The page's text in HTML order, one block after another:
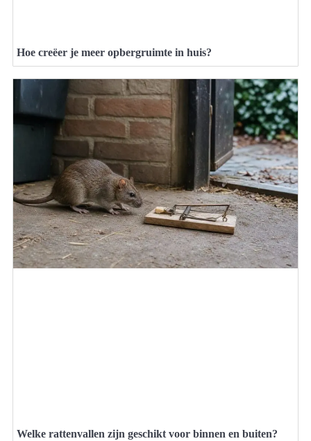
Hoe creëer je meer opbergruimte in huis?
Welke rattenvallen zijn geschikt voor binnen en buiten?